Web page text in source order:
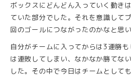
ボックスにどんどん入っていく動き
ていた部分でした。それを意識して
回のゴールにつながったのかなと思い
自分がチームに入ってからは3連勝
は連敗してしまい、なかなか勝てな
した。その中で今日はチームとして